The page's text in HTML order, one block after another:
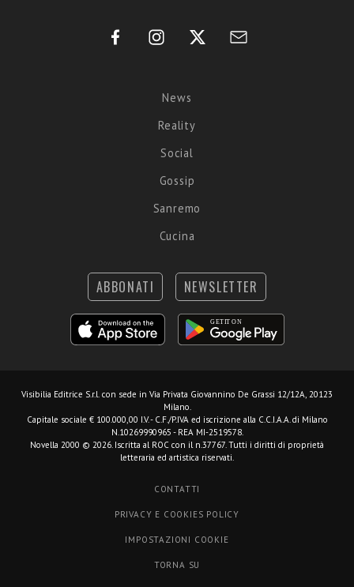
News
Reality
Social
Gossip
Sanremo
Cucina
ABBONATI NEWSLETTER
Visibilia Editrice S.r.l. con sede in Via Privata Giovannino De Grassi 12/12A, 20123
Milano.
Capitale sociale € 100.000,00 I.V. - C.F./P.IVA ed iscrizione alla C.C.I.A.A. di Milano
N.10269990965 - REA MI-2519578.
Novella 2000 © 2026. Iscritta al ROC con il n.37767. Tutti i diritti di proprietà
letteraria ed artistica riservati.
CONTATTI
PRIVACY E COOKIES POLICY
IMPOSTAZIONI COOKIE
TORNA SU